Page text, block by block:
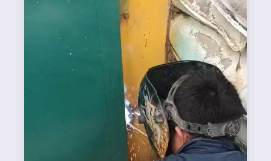
¿Por qué elegirnos?
Calidad garantizada
Materiales duraderos y acabados